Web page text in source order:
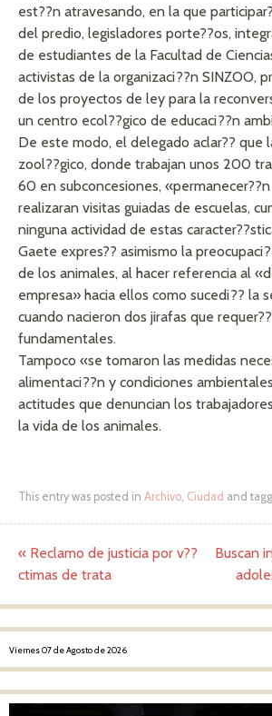
est??n atravesando, en la que
del predio, legisladores porte??os,
de estudiantes de la Facultad de
activistas de la organizaci??n SINZOO,
de los proyectos de ley para la
un centro ecol??gico de educaci??n
De este modo, el delegado aclar?? que
zool??gico, donde trabajan unos 200
60 en subconcesiones,
realizaran visitas guiadas de escuelas,
ninguna actividad de estas
Gaete expres?? asimismo la
de los animales, al hacer referencia al
empresa» hacia ellos como sucedi?? la
cuando nacieron dos jirafas que
fundamentales.
Tampoco «se tomaron las medidas
alimentaci??n y condiciones
actitudes que denuncian los
la vida de los animales.
This entry was posted in Archivo, Ciudad and
Post navigation
« Reclamo de justicia por v??
ctimas de trata
Buscan
Viernes 07 de Agosto de 2026